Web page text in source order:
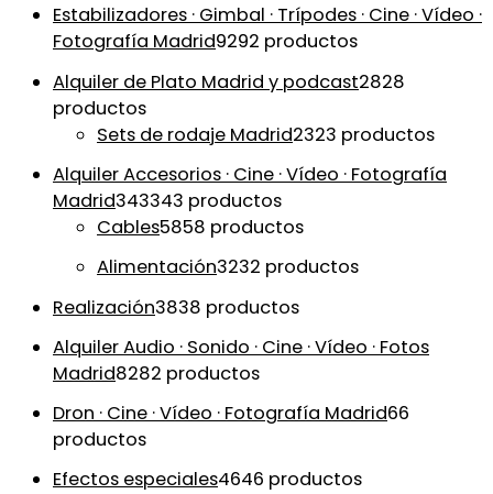
Estabilizadores · Gimbal · Trípodes · Cine · Vídeo ·
Fotografía Madrid9292 productos
Alquiler de Plato Madrid y podcast2828
productos
Sets de rodaje Madrid2323 productos
Alquiler Accesorios · Cine · Vídeo · Fotografía
Madrid343343 productos
Cables5858 productos
Alimentación3232 productos
Realización3838 productos
Alquiler Audio · Sonido · Cine · Vídeo · Fotos
Madrid8282 productos
Dron · Cine · Vídeo · Fotografía Madrid66
productos
Efectos especiales4646 productos